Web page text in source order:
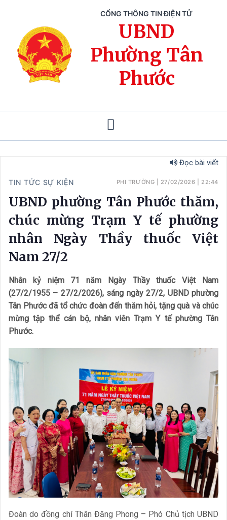
CỔNG THÔNG TIN ĐIỆN TỬ
UBND
Phường Tân
Phước
Đọc bài viết
TIN TỨC SỰ KIỆN PHI TRƯỜNG 27/02/2026 22:44
UBND phường Tân Phước thăm,
chúc mừng Trạm Y tế phường
nhân Ngày Thầy thuốc Việt
Nam 27/2
Nhân kỷ niệm 71 năm Ngày Thầy thuốc Việt Nam
(27/2/1955 – 27/2/2026), sáng ngày 27/2, UBND phường
Tân Phước đã tổ chức đoàn đến thăm hỏi, tặng quà và chúc
mừng tập thể cán bộ, nhân viên Trạm Y tế phường Tân
Phước.
Đoàn do đồng chí Thân Đăng Phong – Phó Chủ tịch UBND